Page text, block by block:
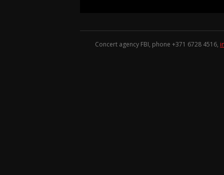
Concert agency FBI, phone +371 6728 4516,